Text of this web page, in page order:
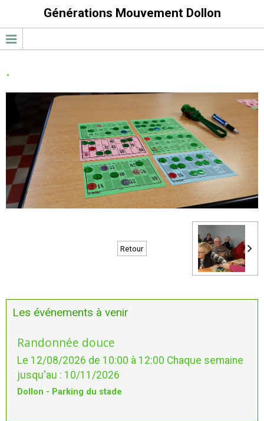
Générations Mouvement Dollon
.
Retour
Les événements à venir
Randonnée douce
Le 12/08/2026 de 10:00 à 12:00 Chaque semaine
jusqu'au : 10/11/2026
Dollon - Parking du stade